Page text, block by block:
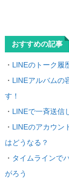
おすすめの記事
・ LINEのトーク履
・ LINEアルバムの
す！
・ LINEで一斉送信
・ LINEのアカウン
はどうなる？
・ タイムラインで
がろう